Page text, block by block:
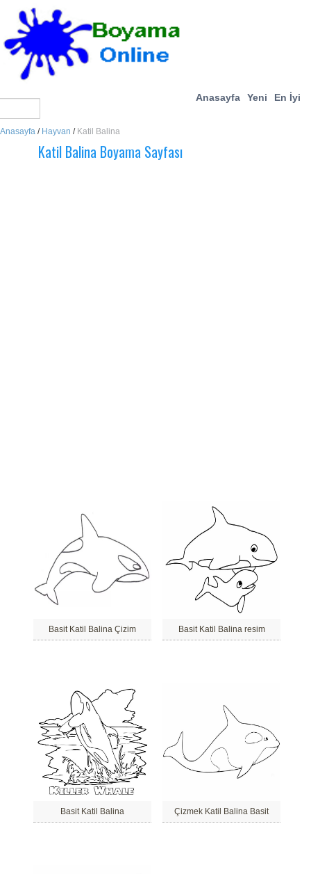
Anasayfa Yeni En İyi
Anasayfa / Hayvan / Katil Balina
Katil Balina Boyama Sayfası
Basit Katil Balina Çizim Basit Katil Balina resim
Basit Katil Balina Çizmek Katil Balina Basit